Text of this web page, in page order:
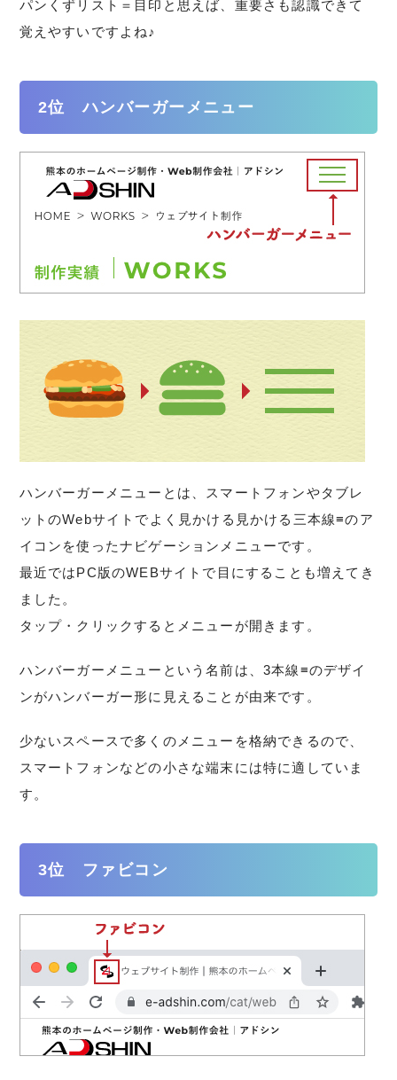
パンくずリスト＝目印と思えば、重要さも認識できて
覚えやすいですよね♪
2位 ハンバーガーメニュー
ハンバーガーメニューとは、スマートフォンやタブレ
ットのWebサイト でよく見かける見かける三本線≡のア
イコンを使ったナビゲーションメニューです。
最近ではPC版のWEBサイトで目にすることも増えてき
ました。
タップ・クリックするとメニューが開きます。
ハンバーガーメニューという名前は、3本線≡のデザイ
ンがハンバーガー形に見えることが由来です。
少ないスペースで多くのメニューを格納できるので、
スマートフォンなどの小さな端末には特に適していま
す。
3位 ファビコン